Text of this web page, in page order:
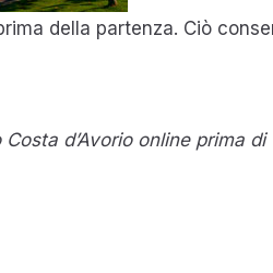
della partenza. Ciò
d’Avorio online prima di